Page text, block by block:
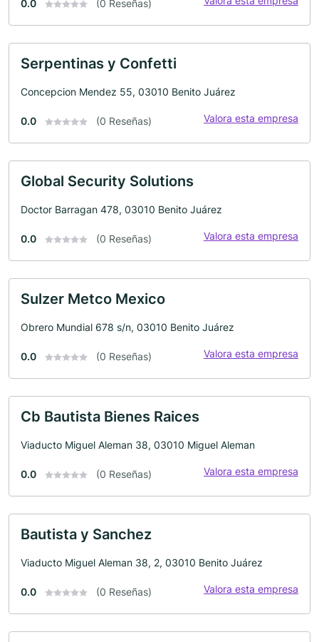
0.0 (0 Reseñas)
Serpentinas y Confetti
Concepcion Mendez 55, 03010 Benito Juárez
0.0 (0 Reseñas) Valora esta empresa
Global Security Solutions
Doctor Barragan 478, 03010 Benito Juárez
0.0 (0 Reseñas) Valora esta empresa
Sulzer Metco Mexico
Obrero Mundial 678 s/n, 03010 Benito Juárez
0.0 (0 Reseñas) Valora esta empresa
Cb Bautista Bienes Raices
Viaducto Miguel Aleman 38, 03010 Miguel Aleman
0.0 (0 Reseñas) Valora esta empresa
Bautista y Sanchez
Viaducto Miguel Aleman 38, 2, 03010 Benito Juárez
0.0 (0 Reseñas) Valora esta empresa